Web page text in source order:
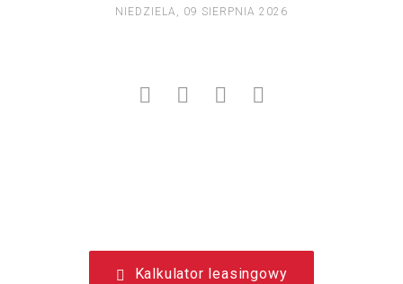
NIEDZIELA, 09 SIERPNIA 2026
Kalkulator leasingowy